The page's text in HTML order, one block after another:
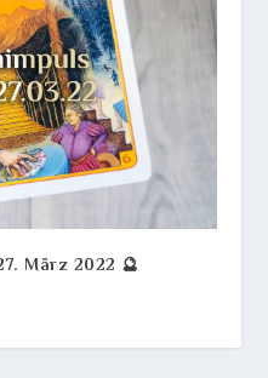
März 2022 🔮